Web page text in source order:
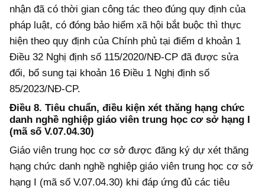
nhận đã có thời gian công tác theo đúng quy định của
pháp luật, có đóng bảo hiểm xã hội bắt buộc thì thực
hiện theo quy định của Chính phủ tại điểm d khoản 1
Điều 32 Nghị định số 115/2020/NĐ-CP đã được sửa
đổi, bổ sung tại khoản 16 Điều 1 Nghị định số
85/2023/NĐ-CP.
Điều 8. Tiêu chuẩn, điều kiện xét thăng hạng chức
danh nghề nghiệp giáo viên trung học cơ sở hạng I
(mã số V.07.04.30)
Giáo viên trung học cơ sở được đăng ký dự xét thăng
hạng chức danh nghề nghiệp giáo viên trung học cơ sở
hạng I (mã số V.07.04.30) khi đáp ứng đủ các tiêu